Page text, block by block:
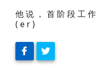
他说，首阶段工
(er)